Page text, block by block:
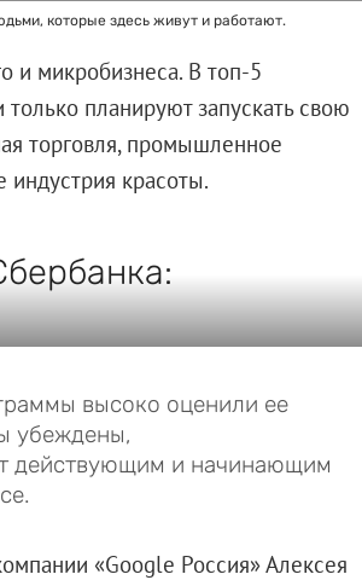
которые здесь живут и работают.
и микробизнеса. В топ-5
планируют запускать свою
торговля, промышленное
индустрия красоты.
высоко оценили ее
убеждены,
действующим и начинающим
«Google Россия» Алексея